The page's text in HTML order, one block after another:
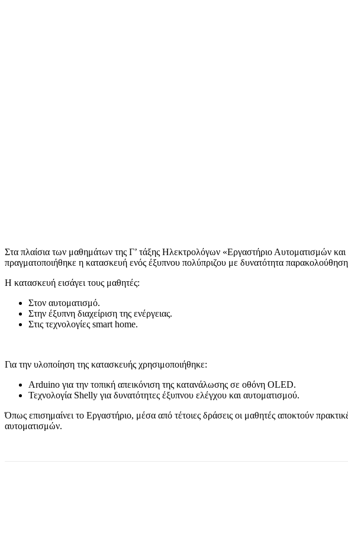
Στα πλαίσια των μαθημάτων της Γ’ τάξης Ηλεκτρολόγων «Εργαστήριο Αυτοματισμών
πραγματοποιήθηκε η κατασκευή ενός έξυπνου πολύπριζου με δυνατότητα
Η κατασκευή εισάγει τους μαθητές:
Στον αυτοματισμό.
Στην έξυπνη διαχείριση της ενέργειας.
Στις τεχνολογίες smart home.
Για την υλοποίηση της κατασκευής χρησιμοποιήθηκε:
Arduino για την τοπική απεικόνιση της κατανάλωσης σε οθόνη OLED.
Τεχνολογία Shelly για δυνατότητες έξυπνου ελέγχου και αυτοματισμού.
Όπως επισημαίνει το Εργαστήριο, μέσα από τέτοιες δράσεις οι μαθητές αποκτούν
αυτοματισμών.